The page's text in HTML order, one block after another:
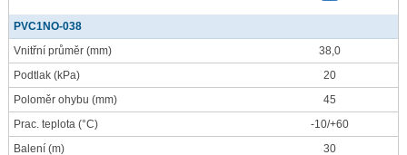
PVC1NO-038
Vnitřní průměr (mm)
38,0
Podtlak (kPa)
20
Poloměr ohybu (mm)
45
Prac. teplota (°C)
-10/+60
Balení (m)
30